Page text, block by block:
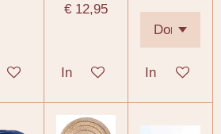
€ 12,95
In winkelwagenIn